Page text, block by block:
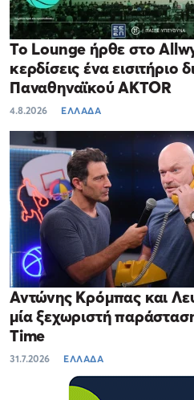
Το Lounge ήρθε στο
κερδίσεις ένα εισιτήριο
Παναθηναϊκού AKTOR
4.8.2026 ΕΛΛΑΔΑ
Αντώνης Κρόμπας και
μία ξεχωριστή
Time
31.7.2026 ΕΛΛΑΔΑ